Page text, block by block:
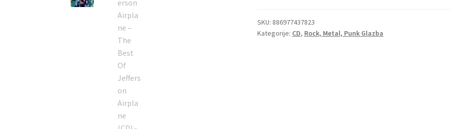
Best
Of
SKU: 886977437823
Kategorije: CD, Rock, Metal, Punk Glazba